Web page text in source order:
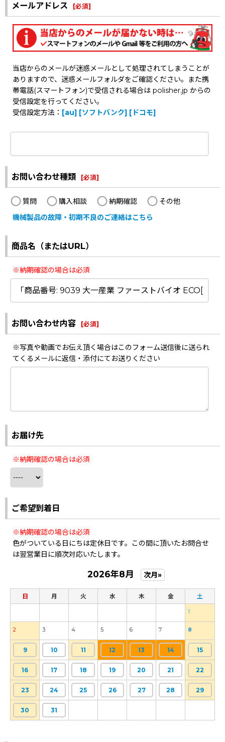
メールアドレス [必須]
当店からのメールが迷惑メールとして処理されてしまうことが
ありますので、迷惑メールフォルダをご確認ください。また携
帯電話(スマートフォン)で受信される場合は polisher.jp からの
受信設定を行ってください。
受信設定方法： [au] [ソフトバンク] [ドコモ]
お問い合わせ種類 [必須]
質問 購入相談 納期確認
その他
機械製品の故障・初期不良のご連絡はこちら
商品名（またはURL）
※納期確認の場合は必須
お問い合わせ内容 [必須]
※写真や動画でお伝え頂く場合はこのフォーム送信後に送られ
てくるメールに返信・添付にてお送りください
お届け先
※納期確認の場合は必須
ご希望到着日
※納期確認の場合は必須
色がついている日にちは定休日です。この間に頂いたお問合せ
は翌営業日に順次対応いたします。
2026年8月 次月»
日 月 火 水 木 金 土
1
2 3 4 5 6 7 8
9 10 11 12 13 14 15
16 17 18 19 20 21 22
23 24 25 26 27 28 29
30 31